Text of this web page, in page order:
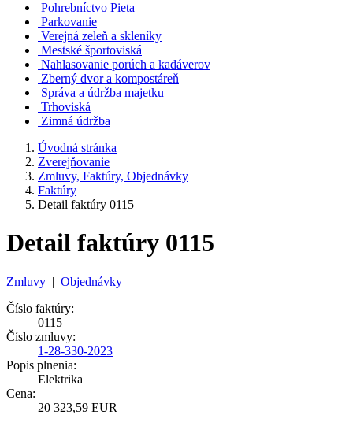
Pohrebníctvo Pieta
Parkovanie
Verejná zeleň a skleníky
Mestské športoviská
Nahlasovanie porúch a kadáverov
Zberný dvor a kompostáreň
Správa a údržba majetku
Trhoviská
Zimná údržba
Úvodná stránka
Zverejňovanie
Zmluvy, Faktúry, Objednávky
Faktúry
Detail faktúry 0115
Detail faktúry 0115
Zmluvy | Objednávky
Číslo faktúry:
0115
Číslo zmluvy:
1-28-330-2023
Popis plnenia:
Elektrika
Cena:
20 323,59 EUR